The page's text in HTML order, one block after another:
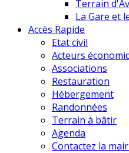
Terrain
La Gare et
Accès Rapide
Etat civil
Acteurs
Associations
Restauration
Hébergement
Randonnées
Terrain à bâtir
Agenda
Contactez la